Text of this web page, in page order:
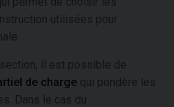
utilisées pour
il est possible de
de charge qui pondère les
Dans le cas du